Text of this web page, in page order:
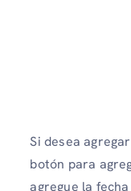
Si desea
botón para
agregue la